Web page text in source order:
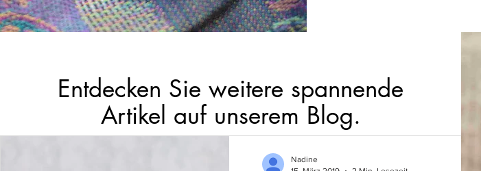
Entdecken Sie weitere spannende
Artikel auf unserem Blog.
Nadine